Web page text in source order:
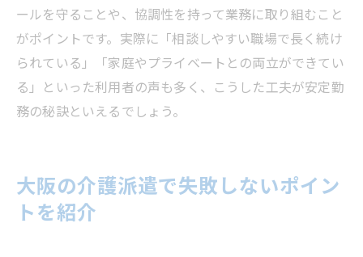
ールを守ることや、協調性を持って業務に取り組むこと
がポイントです。実際に「相談しやすい職場で長く続け
られている」「家庭やプライベートとの両立ができてい
る」といった利用者の声も多く、こうした工夫が安定勤
務の秘訣といえるでしょう。
大阪の介護派遣で失敗しないポイン
トを紹介